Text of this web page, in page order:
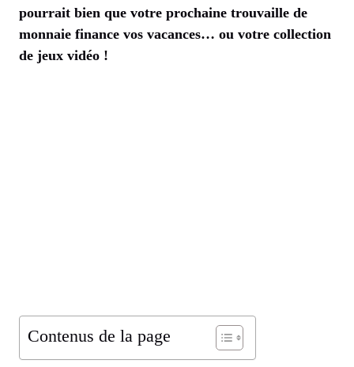
pourrait bien que votre prochaine trouvaille de
monnaie finance vos vacances… ou votre collection
de jeux vidéo !
Contenus de la page